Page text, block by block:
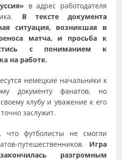
в адрес работодателя
В тексте документа
ситуация, возникшая в
матча, и просьба к
с пониманием к
на работе.
немецкие начальники к
документу фанатов, но
клубу и уважение к его
заслужит.
футболисты не смогли
путешественников. Игра
разгромным